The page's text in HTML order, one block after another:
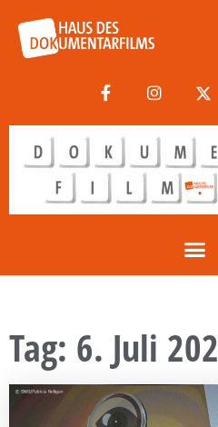
Tag: 6. Juli